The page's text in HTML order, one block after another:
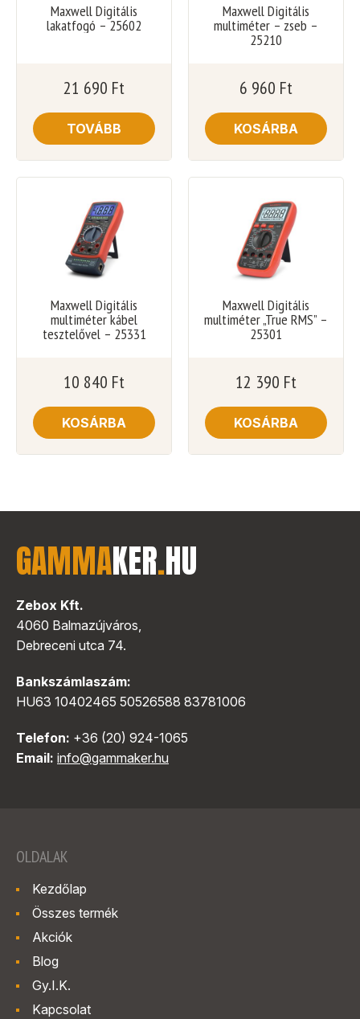
Maxwell Digitális
lakatfogó – 25602
21 690 Ft
TOVÁBB
Maxwell Digitális
multiméter – zseb –
25210
6 960 Ft
KOSÁRBA
Maxwell Digitális
multiméter kábel
tesztelővel – 25331
10 840 Ft
KOSÁRBA
Maxwell Digitális
multiméter „True RMS” –
25301
12 390 Ft
KOSÁRBA
GAMMAKER.HU
Zebox Kft.
4060 Balmazújváros,
Debreceni utca 74.
Bankszámlaszám:
HU63 10402465 50526588 83781006
Telefon: +36 (20) 924-1065
Email: info@gammaker.hu
OLDALAK
Kezdőlap
Összes termék
Akciók
Blog
Gy.I.K.
Kapcsolat